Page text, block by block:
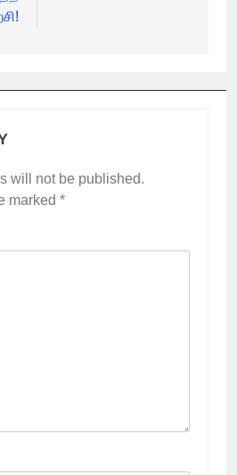
will not be published.
marked *